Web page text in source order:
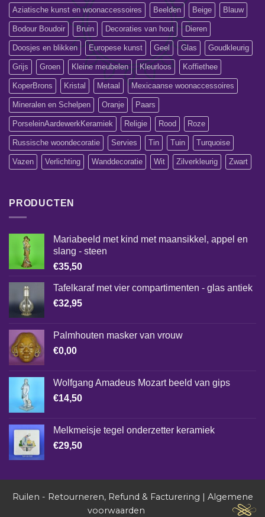
Aziatische kunst en woonaccessoires Beelden Beige Blauw
Bodour Boudoir Bruin Decoraties van hout Dieren
Doosjes en blikken Europese kunst Geel Glas Goudkleurig
Grijs Groen Kleine meubelen Kleurloos Koffiethee
KoperBrons Kristal Metaal Mexicaanse woonaccessoires
Mineralen en Schelpen Oranje Paars
PorseleinAardewerkKeramiek Religie Rood Roze
Russische woondecoratie Servies Tin Tuin Turquoise
Vazen Verlichting Wanddecoratie Wit Zilverkleurig Zwart
PRODUCTEN
Mariabeeld met kind met maansikkel, appel en
slang - steen
€35,50
Tafelkaraf met vier compartimenten - glas antiek
€32,95
Palmhouten masker van vrouw
€0,00
Wolfgang Amadeus Mozart beeld van gips
€14,50
Melkmeisje tegel onderzetter keramiek
€29,50
Ruilen - Retourneren, Refund & Facturering | Algemene
voorwaarden